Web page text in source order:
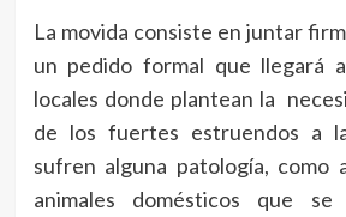
La movida consiste en juntar
un pedido formal que llegará
locales donde plantean la
de los fuertes estruendos a
sufren alguna patología, como
animales domésticos que se